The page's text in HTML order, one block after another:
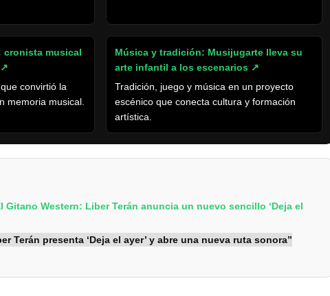
cronista musical
↗
convirtió la
memoria musical.
Música y tradición: Musijugarte lleva su
arte infantil a los escenarios ↗
Tradición, juego y música en un proyecto
escénico que conecta cultura y formación
artística.
Gitano Western: Liber Terán anuncia un nuevo sencillo ‘Deja el
Terán presenta ‘Deja el ayer’ y abre una nueva ruta sonora”